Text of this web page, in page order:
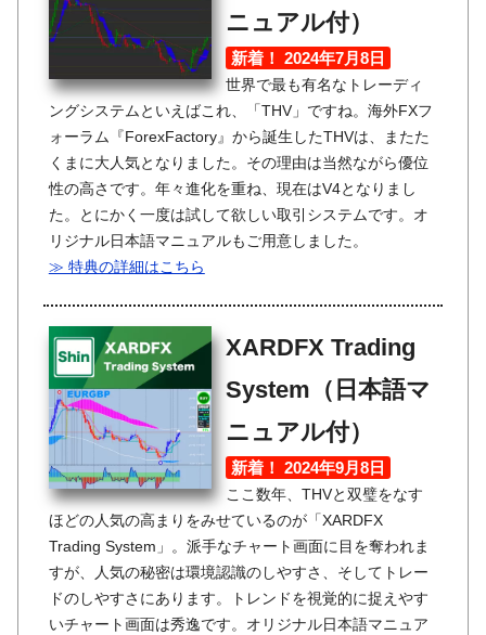
ニュアル付）
新着！ 2024年7月8日
世界で最も有名なトレーディ
ングシステムといえばこれ、「THV」ですね。海外FXフ
ォーラム『ForexFactory』から誕生したTHVは、またた
くまに大人気となりました。その理由は当然ながら優位
性の高さです。年々進化を重ね、現在はV4となりまし
た。とにかく一度は試して欲しい取引システムです。オ
リジナル日本語マニュアルもご用意しました。
≫ 特典の詳細はこちら
XARDFX Trading
System（日本語マ
ニュアル付）
新着！ 2024年9月8日
ここ数年、THVと双璧をなす
ほどの人気の高まりをみせているのが「XARDFX
Trading System」。派手なチャート画面に目を奪われま
すが、人気の秘密は環境認識のしやすさ、そしてトレー
ドのしやすさにあります。トレンドを視覚的に捉えやす
いチャート画面は秀逸です。オリジナル日本語マニュア